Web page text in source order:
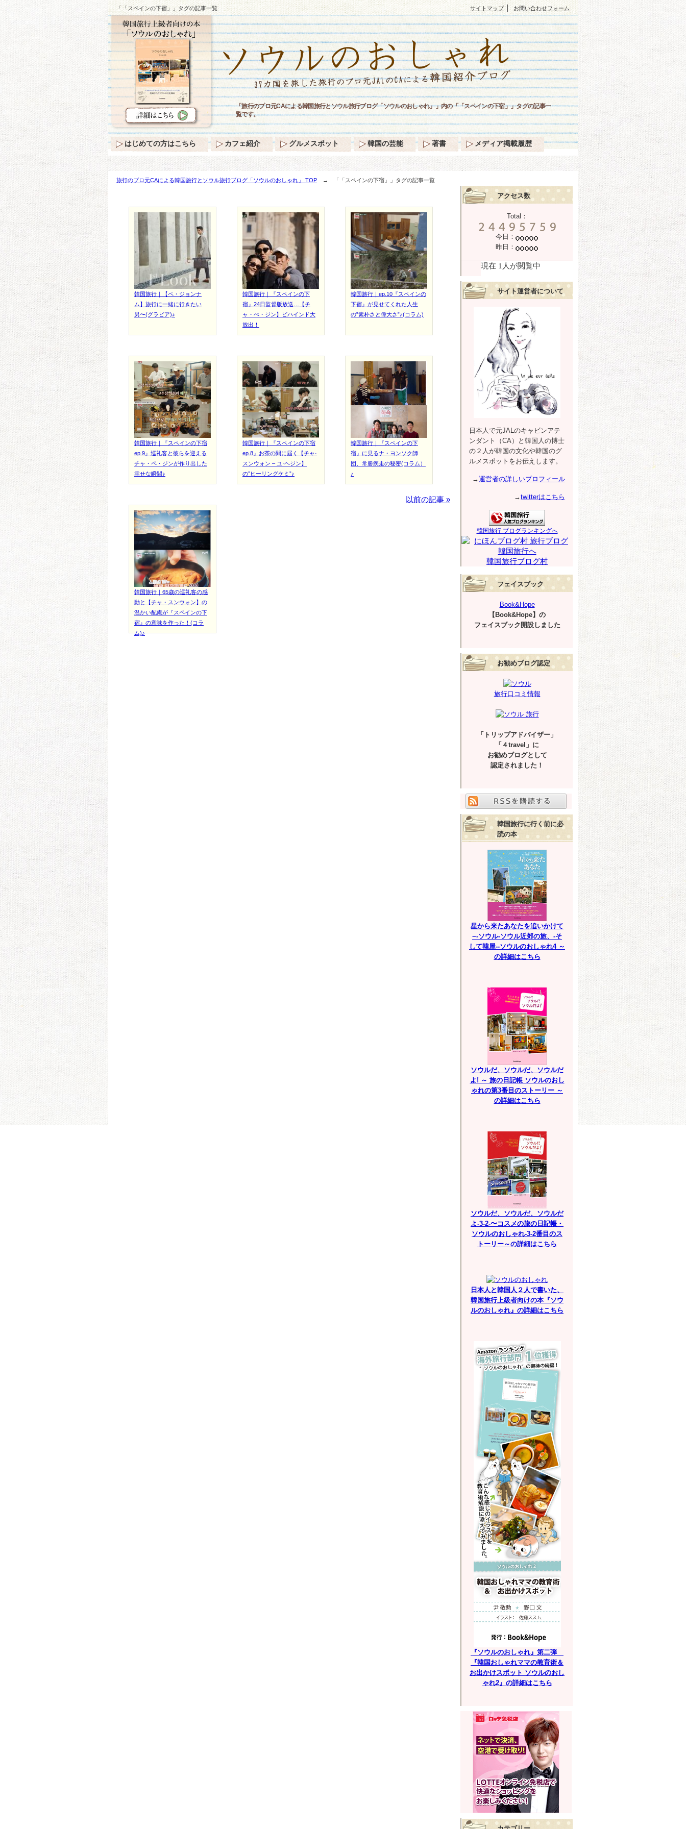
「「スペインの下宿」」タグの記事一覧
旅行のプロ元CAによる韓国旅行とソウル旅行ブログ「ソウルのおしゃれ」 TOP → 「「スペインの下宿」」タグの記事一覧
韓国旅行｜【ペ・ジョンナ
ム】旅行に一緒に行きたい
男〜(グラビア)♪
韓国旅行｜『スペインの下
宿』24日監督版放送…【チ
ャ・ぺ・ジン】ビハインド大
放出！
韓国旅行｜ep.10『スペインの
下宿』が見せてくれた人生
の”素朴さと偉大さ”♪(コラム)
韓国旅行｜『スペインの下宿
ep.9』巡礼客と彼らを迎える
チャ・ペ・ジンが作り出した
幸せな瞬間♪
韓国旅行｜『スペインの下宿
ep.8』お茶の間に届く【チャ·
スンウォン – ユ·ヘジン】
の”ヒーリングケミ”♪
韓国旅行｜『スペインの下
宿』に見るナ・ヨンソク師
団、常勝疾走の秘密(コラム）
♪
韓国旅行｜65歳の巡礼客の感
動と【チャ・スンウォン】の
温かい配慮が『スペインの下
宿』の意味を作った！(コラ
ム)♪
以前の記事 »
アクセス数
Total：
今日：
昨日：
サイト運営者について
日本人で元JALのキャビンアテ
ンダント（CA）と韓国人の博士
の２人が韓国の文化や韓国のグ
ルメスポットをお伝えします。
→運営者の詳しいプロフィール
→twitterはこちら
韓国旅行 ブログランキングへ
韓国旅行ブログ村
フェイスブック
Book&Hope
【Book&Hope】の
フェイスブック開設しました
お勧めブログ認定
旅行口コミ情報
「トリップアドバイザー」
「４travel」に
お勧めブログとして
認定されました！
韓国旅行に行く前に必
読の本
星から来たあなたを追いかけて
−-ソウル-ソウル近郊の旅、-そ
して韓屋--ソウルのおしゃれ4 ～
の詳細はこちら
ソウルだ、ソウルだ、ソウルだ
よ! ～ 旅の日記帳 ソウルのおし
ゃれの第3番目のストーリー ～
の詳細はこちら
ソウルだ、ソウルだ、ソウルだ
よ-3-2-〜コスメの旅の日記帳・
ソウルのおしゃれ-3-2番目のス
トーリー～の詳細はこちら
日本人と韓国人２人で書いた、
韓国旅行上級者向けの本『ソウ
ルのおしゃれ』の詳細はこちら
『ソウルのおしゃれ』第二弾
『韓国おしゃれママの教育術＆
お出かけスポット ソウルのおし
ゃれ2』の詳細はこちら
「旅行のプロ元CAによる韓国旅行とソウル旅行ブログ「ソウルのおしゃれ」」内の「「スペインの下宿」」タグの記事一
覧です。
サイトマップ｜ お問い合わせフォーム
はじめての方はこちら カフェ紹介 グルメスポット 韓国の芸能 著書 メディア掲載履歴